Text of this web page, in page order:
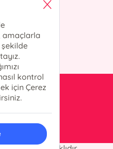
amaçlarla
şekilde
kontrol
için Çerez